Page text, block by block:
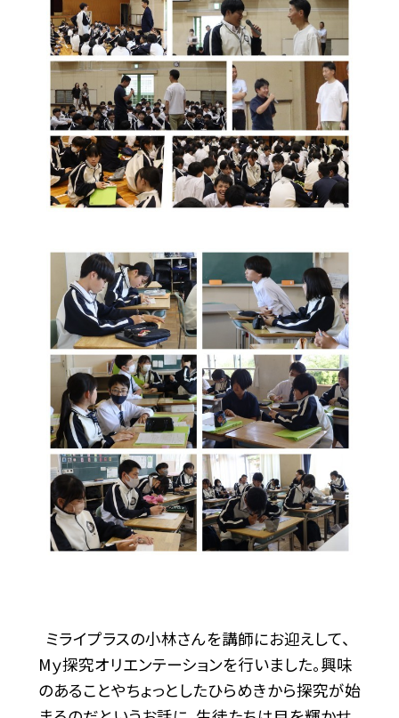
ミライプラスの小林さんを講師にお迎えして、
Mｙ探究オリエンテーションを行いました。興味
のあることやちょっとしたひらめきから探究が始